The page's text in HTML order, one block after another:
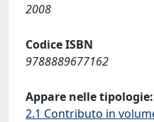
2008
Codice ISBN
9788889677162
Appare nelle tipologie:
2.1 Contributo in